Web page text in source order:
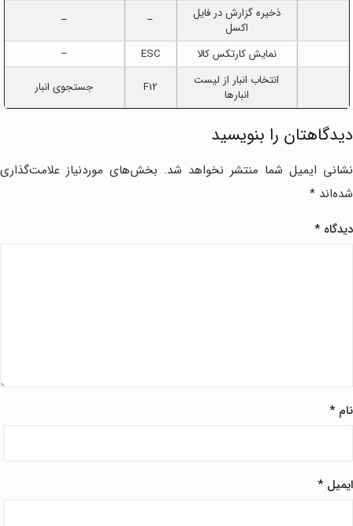
ذخیره گزارش در فایل
اکسل
–
–
نمایش کارتکس کالا ESC
–
انتخاب انبار از لیست
انبارها
F12 جستجوی انبار
دیدگاهتان را بنویسید
نشانی ایمیل شما منتشر نخواهد شد. بخش‌های موردنیاز علامت‌گذاری
شده‌اند *
دیدگاه*
نام*
ایمیل*